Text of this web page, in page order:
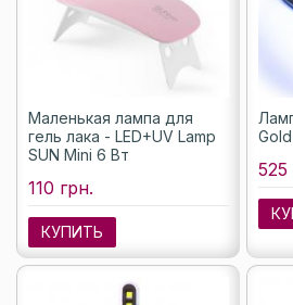
Маленькая лампа для
гель лака - LED+UV Lamp
SUN Mini 6 Вт
110 грн.
КУПИТЬ
525